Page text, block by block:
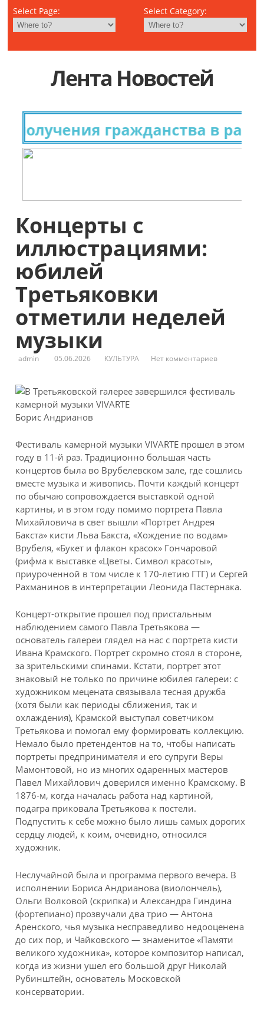
Select Page: Select Category:
Лента Новостей
гражданства в
Концерты с
иллюстрациями:
юбилей
Третьяковки
отметили неделей
музыки
admin 05.06.2026 КУЛЬТУРА Нет комментариев
Борис Андрианов
Фестиваль камерной музыки VIVARTE прошел в этом
году в 11-й раз. Традиционно большая часть
концертов была во Врубелевском зале, где сошлись
вместе музыка и живопись. Почти каждый концерт
по обычаю сопровождается выставкой одной
картины, и в этом году помимо портрета Павла
Михайловича в свет вышли «Портрет Андрея
Бакста» кисти Льва Бакста, «Хождение по водам»
Врубеля, «Букет и флакон красок» Гончаровой
(рифма к выставке «Цветы. Символ красоты»,
приуроченной в том числе к 170-летию ГТГ) и Сергей
Рахманинов в интерпретации Леонида Пастернака.
Концерт-открытие прошел под пристальным
наблюдением самого Павла Третьякова —
основатель галереи глядел на нас с портрета кисти
Ивана Крамского. Портрет скромно стоял в стороне,
за зрительскими спинами. Кстати, портрет этот
знаковый не только по причине юбилея галереи: с
художником мецената связывала тесная дружба
(хотя были как периоды сближения, так и
охлаждения), Крамской выступал советчиком
Третьякова и помогал ему формировать коллекцию.
Немало было претендентов на то, чтобы написать
портреты предпринимателя и его супруги Веры
Мамонтовой, но из многих одаренных мастеров
Павел Михайлович доверился именно Крамскому. В
1876-м, когда началась работа над картиной,
подагра приковала Третьякова к постели.
Подпустить к себе можно было лишь самых дорогих
сердцу людей, к коим, очевидно, относился
художник.
Неслучайной была и программа первого вечера. В
исполнении Бориса Андрианова (виолончель),
Ольги Волковой (скрипка) и Александра Гиндина
(фортепиано) прозвучали два трио — Антона
Аренского, чья музыка несправедливо недооценена
до сих пор, и Чайковского — знаменитое «Памяти
великого художника», которое композитор написал,
когда из жизни ушел его большой друг Николай
Рубинштейн, основатель Московской
консерватории.